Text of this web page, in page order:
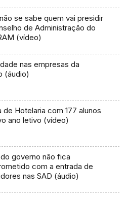
se sabe quem vai presidir
de Administração do
(vídeo)
nas empresas da
(áudio)
de Hotelaria com 177 alunos
ano letivo (vídeo)
governo não fica
com a entrada de
nas SAD (áudio)